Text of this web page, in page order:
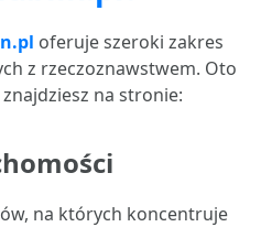
oferuje szeroki zakres
z rzeczoznawstwem. Oto
na stronie:
na których koncentruje